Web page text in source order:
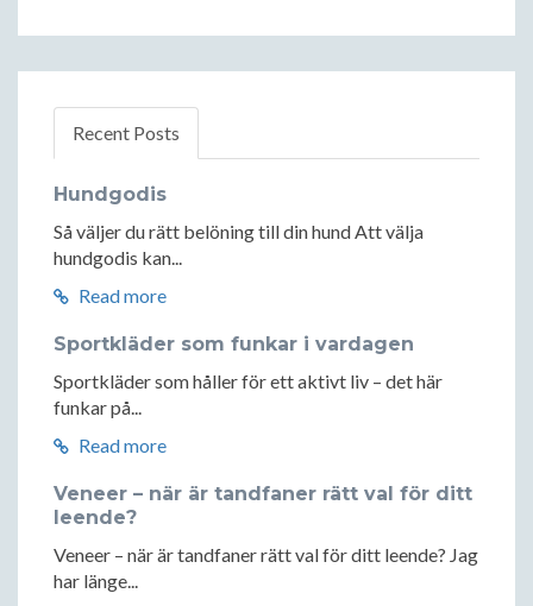
Recent Posts
Hundgodis
Så väljer du rätt belöning till din hund Att välja
hundgodis kan...
Read more
Sportkläder som funkar i vardagen
Sportkläder som håller för ett aktivt liv – det här
funkar på...
Read more
Veneer – när är tandfaner rätt val för ditt
leende?
Veneer – när är tandfaner rätt val för ditt leende? Jag
har länge...